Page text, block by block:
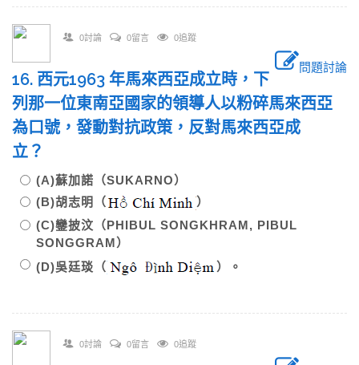
0討論 0留言 0追蹤
問題討論
16. 西元1963 年馬來西亞成立時，下
列那一位東南亞國家的領導人以粉碎馬來西亞
為口號，發動對抗政策，反對馬來西亞成
立？
(A)蘇加諾（SUKARNO）
(B)胡志明（
）
(C)鑾披汶（PHIBUL SONGKHRAM, PIBUL
SONGGRAM）
(D)吳廷琰（
）。
0討論 0留言 0追蹤